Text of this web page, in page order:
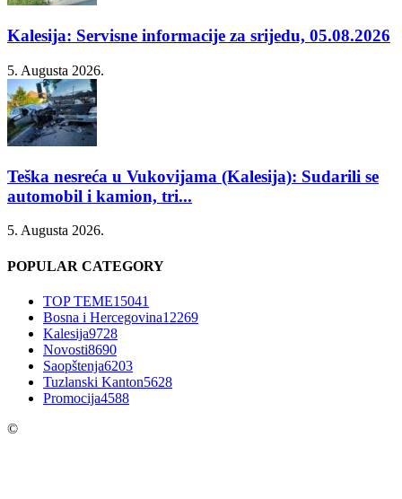
Kalesija: Servisne informacije za srijedu, 05.08.2026
5. Augusta 2026.
Teška nesreća u Vukovijama (Kalesija): Sudarili se
automobil i kamion, tri...
5. Augusta 2026.
POPULAR CATEGORY
TOP TEME15041
Bosna i Hercegovina12269
Kalesija9728
Novosti8690
Saopštenja6203
Tuzlanski Kanton5628
Promocija4588
©